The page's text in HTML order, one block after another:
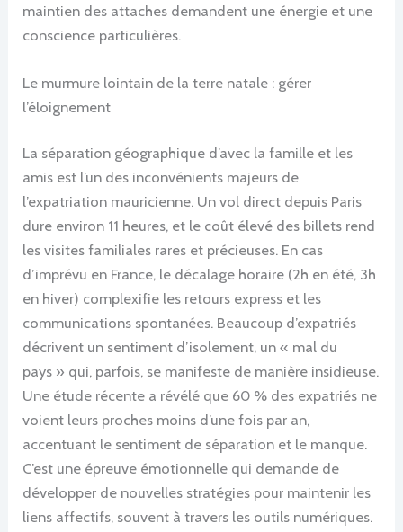
maintien des attaches demandent une énergie et une
conscience particulières.
Le murmure lointain de la terre natale : gérer
l’éloignement
La séparation géographique d’avec la famille et les
amis est l’un des inconvénients majeurs de
l’expatriation mauricienne. Un vol direct depuis Paris
dure environ 11 heures, et le coût élevé des billets rend
les visites familiales rares et précieuses. En cas
d’imprévu en France, le décalage horaire (2h en été, 3h
en hiver) complexifie les retours express et les
communications spontanées. Beaucoup d’expatriés
décrivent un sentiment d’isolement, un « mal du
pays » qui, parfois, se manifeste de manière insidieuse.
Une étude récente a révélé que 60 % des expatriés ne
voient leurs proches moins d’une fois par an,
accentuant le sentiment de séparation et le manque.
C’est une épreuve émotionnelle qui demande de
développer de nouvelles stratégies pour maintenir les
liens affectifs, souvent à travers les outils numériques.